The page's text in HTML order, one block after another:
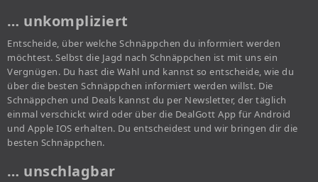
… unkompliziert
Entscheide, über welche Schnäppchen du informiert werden
möchtest. Selbst die Jagd nach Schnäppchen ist mit uns ein
Vergnügen. Du hast die Wahl und kannst so entscheide, wie du
über die besten Schnäppchen informiert werden willst. Die
Schnäppchen und Deals kannst du per Newsletter, der täglich
einmal verschickt wird oder über die DealGott App für Android
und Apple IOS erhalten. Du entscheidest und wir bringen dir die
besten Schnäppchen.
… unschlagbar